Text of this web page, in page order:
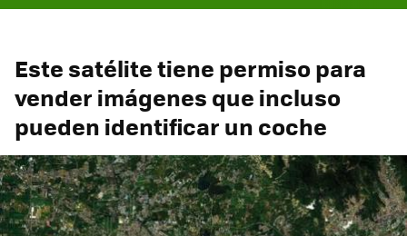
Este satélite tiene permiso para
vender imágenes que incluso
pueden identificar un coche